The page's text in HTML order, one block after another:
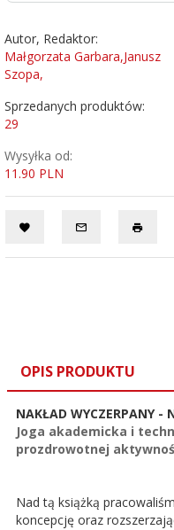
Autor, Redaktor:
Małgorzata Garbara,Janusz
Szopa,
Sprzedanych produktów:
29
Wysyłka od:
11.90 PLN
OPIS PRODUKTU
NAKŁAD
Joga akademicka i
prozdrowotnej
Nad tą książką
koncepcję oraz